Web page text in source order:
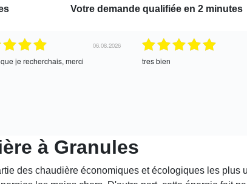
Votre demande qualifiée en 2 minutes
06.08.2026
je recherchais, merci tres bien
à Granules
des chaudière économiques et écologiques les